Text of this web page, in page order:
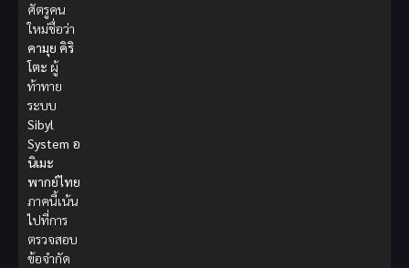
ศัตรูคน
ใหม่ชื่อว่า
คามุย คิริ
โตะ ผู้
ท้าทาย
ระบบ
Sibyl
System อ
นิเมะ
พากย์ไทย
ภาคนี้เน้น
ไปที่การ
ตรวจสอบ
ข้อจำกัด